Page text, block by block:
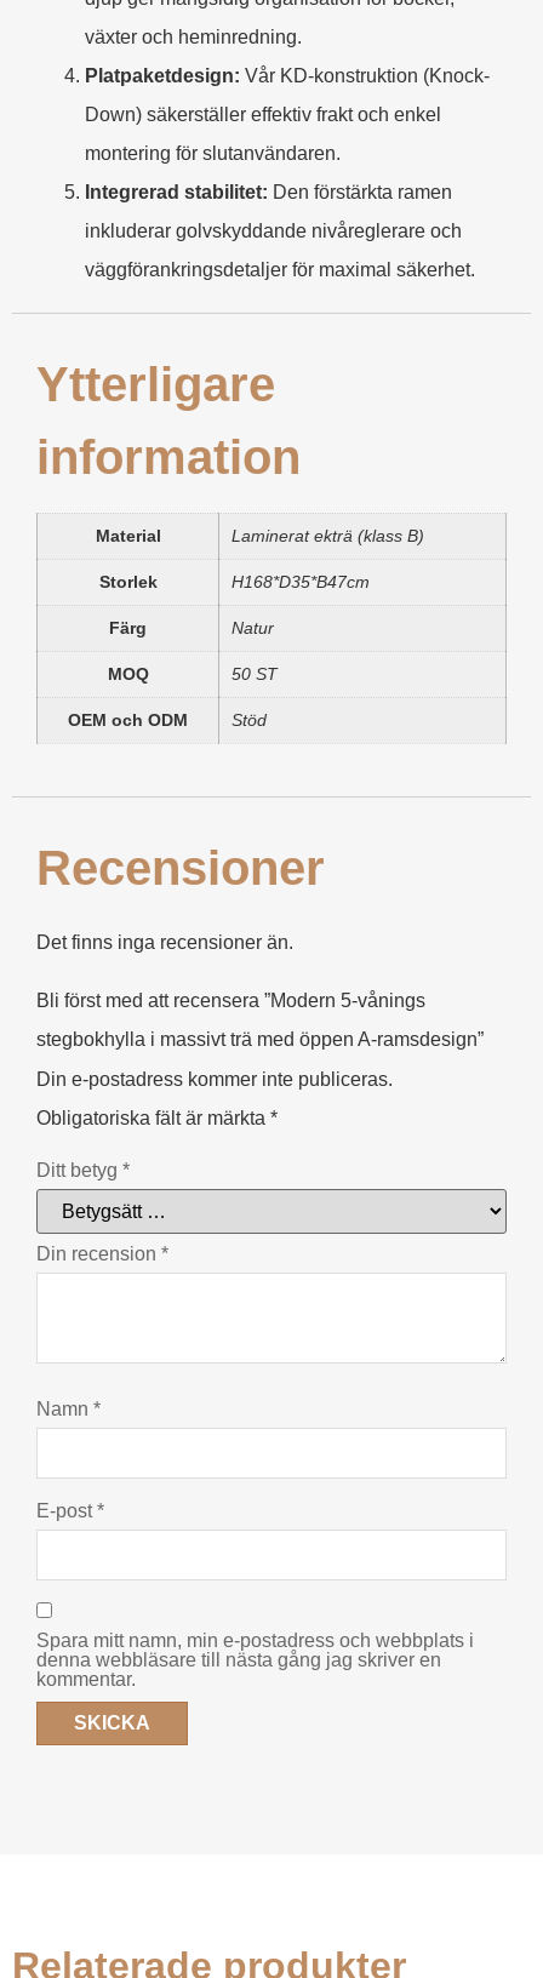
växter och heminredning.
Platpaketdesign: Vår KD-konstruktion (Knock-
Down) säkerställer effektiv frakt och enkel
montering för slutanvändaren.
Integrerad stabilitet: Den förstärkta ramen
inkluderar golvskyddande nivåreglerare och
väggförankringsdetaljer för maximal säkerhet.
Ytterligare
information
Material Laminerat ekträ (klass B)
Storlek H168*D35*B47cm
Färg Natur
MOQ 50 ST
OEM och ODM Stöd
Recensioner
Det finns inga recensioner än.
Bli först med att recensera ”Modern 5-vånings
stegbokhylla i massivt trä med öppen A-ramsdesign”
Din e-postadress kommer inte publiceras.
Obligatoriska fält är märkta *
Ditt betyg *
Din recension *
Namn *
E-post*
Spara mitt namn, min e-postadress och webbplats i
denna webbläsare till nästa gång jag skriver en
kommentar.
Relaterade produkter